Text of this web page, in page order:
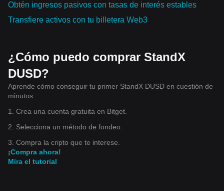
signals early accumulation. If the RSI stays below 70 and
consider opening a small position. I’ll also make sure to
genuine strength backed by data. $BTC
Obtén ingresos pasivos con tasas de interés estables
Transfiere activos con tu billetera Web3
¿Cómo puedo comprar StandX
DUSD?
Aprende cómo conseguir tu primer StandX DUSD en cuestión de
minutos.
1. Crea una cuenta gratuita en Bitget.
2. Selecciona un método de fondeo.
3. Compra la cripto que te interese.
¡Compra ahora!
Mira el tutorial